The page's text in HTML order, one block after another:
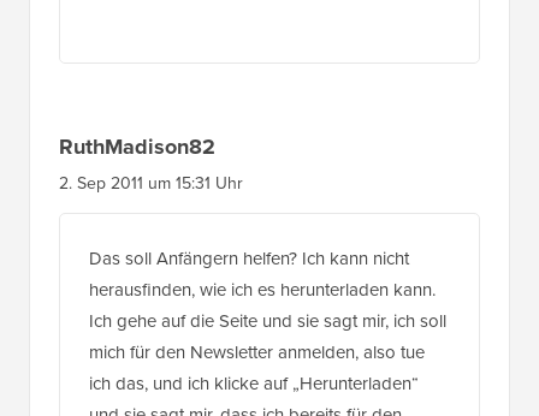
RuthMadison82
2. Sep 2011 um 15:31 Uhr
Das soll Anfängern helfen? Ich kann nicht
herausfinden, wie ich es herunterladen kann.
Ich gehe auf die Seite und sie sagt mir, ich soll
mich für den Newsletter anmelden, also tue
ich das, und ich klicke auf „Herunterladen“